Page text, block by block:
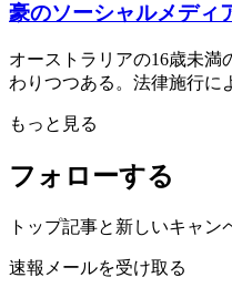
豪のソーシャルメディ
オーストラリアの16歳未満
わりつつある。法律施行に
もっと見る
フォローする
トップ記事と新しいキャン
速報メールを受け取る